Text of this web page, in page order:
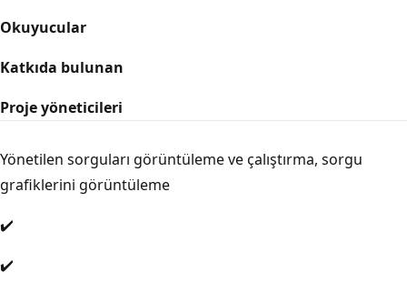
Okuyucular
Katkıda bulunan
Proje yöneticileri
Yönetilen sorguları görüntüleme ve çalıştırma, sorgu
grafiklerini görüntüleme
✔️
✔️